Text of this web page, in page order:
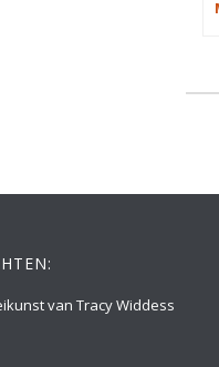
van Tracy Widdess